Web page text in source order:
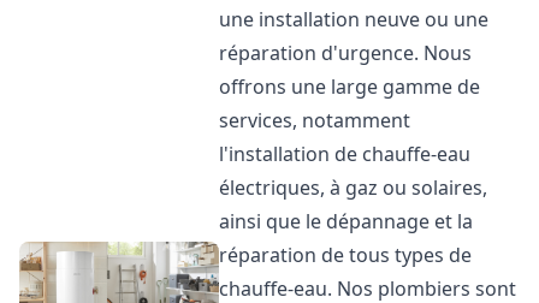
une installation neuve ou une
réparation d'urgence. Nous
offrons une large gamme de
services, notamment
l'installation de chauffe-eau
électriques, à gaz ou solaires,
ainsi que le dépannage et la
réparation de tous types de
chauffe-eau. Nos plombiers sont